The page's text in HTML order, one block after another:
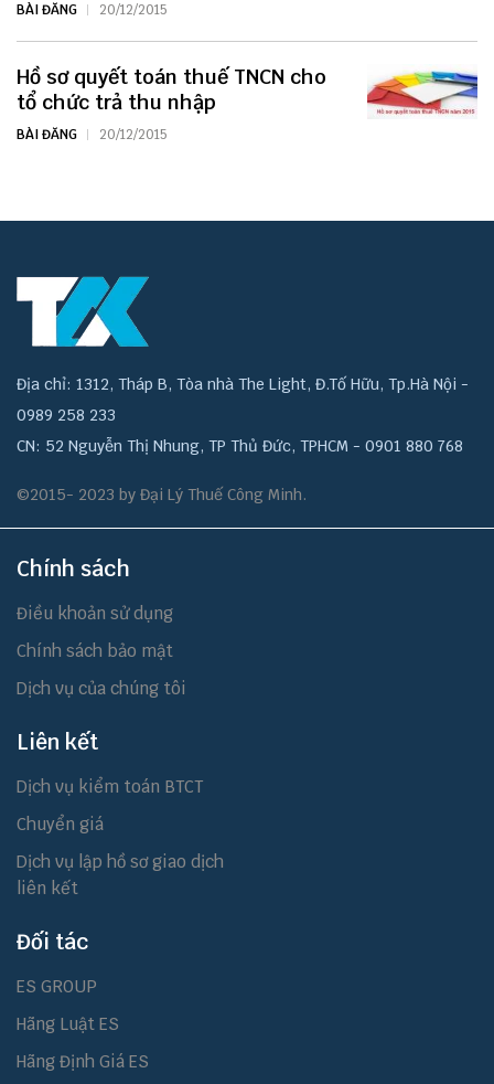
BÀI ĐĂNG 20/12/2015
Hồ sơ quyết toán thuế TNCN cho
tổ chức trả thu nhập
BÀI ĐĂNG 20/12/2015
Địa chỉ: 1312, Tháp B, Tòa nhà The Light, Đ.Tố Hữu, Tp.Hà Nội -
0989 258 233
CN: 52 Nguyễn Thị Nhung, TP Thủ Đức, TPHCM - 0901 880 768
©2015- 2023 by Đại Lý Thuế Công Minh.
Chính sách
Điều khoản sử dụng
Chính sách bảo mật
Dịch vụ của chúng tôi
Liên kết
Dịch vụ kiểm toán BTCT
Chuyển giá
Dịch vụ lập hồ sơ giao dịch
liên kết
Đối tác
ES GROUP
Hãng Luật ES
Hãng Định Giá ES